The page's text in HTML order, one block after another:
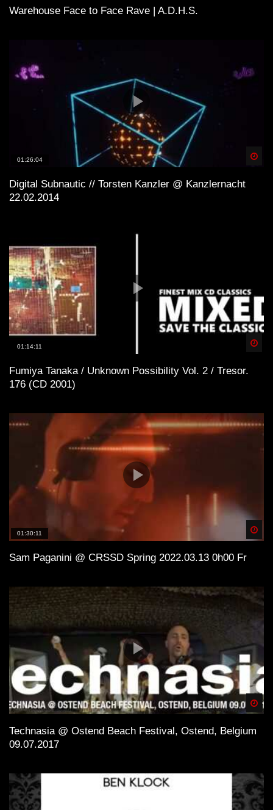
Warehouse Face to Face Rave | A.D.H.S.
01:26:04
Digital Subnautic // Torsten Kanzler @ Kanzlernacht
22.02.2014
01:14:11
Fumiya Tanaka / Unknown Possibility Vol. 2 / Tresor.
176 (CD 2001)
01:30:11
Sam Paganini @ CRSSD Spring 2022.03.13 0h00 Fr
Technasia @ Ostend Beach Festival, Ostend, Belgium
09.07.2017